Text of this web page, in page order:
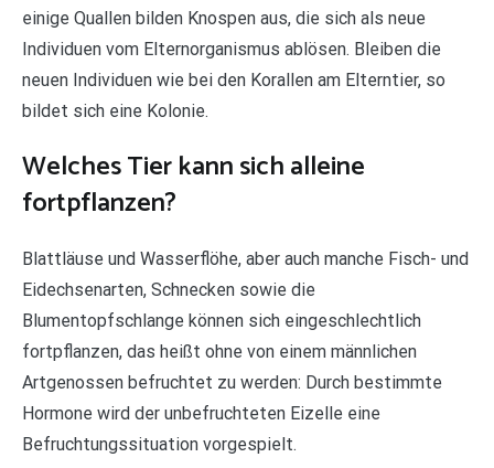
einige Quallen bilden Knospen aus, die sich als neue
Individuen vom Elternorganismus ablösen. Bleiben die
neuen Individuen wie bei den Korallen am Elterntier, so
bildet sich eine Kolonie.
Welches Tier kann sich alleine
fortpflanzen?
Blattläuse und Wasserflöhe, aber auch manche Fisch- und
Eidechsenarten, Schnecken sowie die
Blumentopfschlange können sich eingeschlechtlich
fortpflanzen, das heißt ohne von einem männlichen
Artgenossen befruchtet zu werden: Durch bestimmte
Hormone wird der unbefruchteten Eizelle eine
Befruchtungssituation vorgespielt.